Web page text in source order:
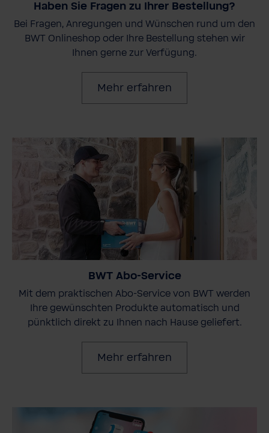
Haben Sie Fragen zu Ihrer Bestellung?
Bei Fragen, Anregungen und Wünschen rund um den
BWT Onlineshop oder Ihre Bestellung stehen wir
Ihnen gerne zur Verfügung.
Mehr erfahren
BWT Abo-Service
Mit dem praktischen Abo-Service von BWT werden
Ihre gewünschten Produkte automatisch und
pünktlich direkt zu Ihnen nach Hause geliefert.
Mehr erfahren